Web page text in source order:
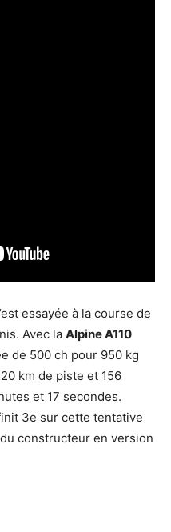
essayée à la course de
Avec la Alpine A110
de 500 ch pour 950 kg
km de piste et 156
et 17 secondes.
3e sur cette tentative
constructeur en version